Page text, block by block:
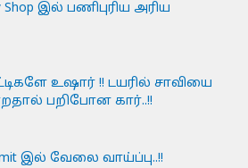
Shop இல் பணிபுரிய அரிய
உஷார் !! டயரில் சாவியை
பறிபோன கார்..!!
இல் வேலை வாய்ப்பு..!!